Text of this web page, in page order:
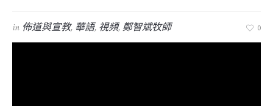
in 佈道與宣教, 華語, 視頻,鄭智斌牧師 0